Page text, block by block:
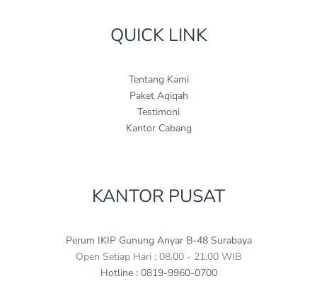
QUICK LINK
Tentang Kami
Paket Aqiqah
Testimoni
Kantor Cabang
KANTOR PUSAT
Perum IKIP Gunung Anyar B-48 Surabaya
Open Setiap Hari : 08.00 - 21.00 WIB
Hotline : 0819-9960-0700